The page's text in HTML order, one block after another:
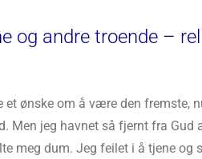
og andre troende –
et ønske om å være den fremste,
Men jeg havnet så fjernt fra Gud
meg dum. Jeg feilet i å tjene og